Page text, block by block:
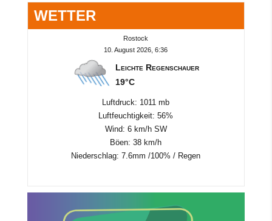
WETTER
Rostock
10. August 2026, 6:36
Leichte Regenschauer
19°C
Luftdruck: 1011 mb
Luftfeuchtigkeit: 56%
Wind: 6 km/h SW
Böen: 38 km/h
Niederschlag:7.6mm /100% / Regen